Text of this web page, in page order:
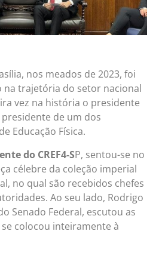
nos meados de 2023, foi
trajetória do setor nacional
vez na história o presidente
de um dos
Educação Física.
do CREF4-SP, sentou-se no
célebre da coleção imperial
no qual são recebidos chefes
Ao seu lado, Rodrigo
Senado Federal, escutou as
colocou inteiramente à